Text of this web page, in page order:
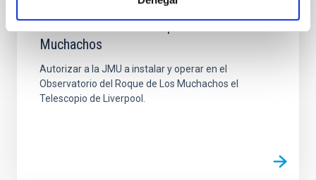
operación del Telescopio de Liverpool en
el Observatorio del Roque de Los
Muchachos
Autorizar a la JMU a instalar y operar en el
Observatorio del Roque de Los Muchachos el
Telescopio de Liverpool.